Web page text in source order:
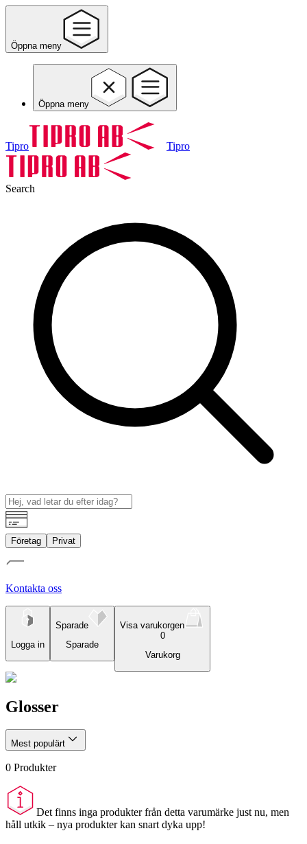
Öppna meny
Öppna meny
Tipro Tipro
Search
Företag Privat
Kontakta oss
Logga in
Sparade
Sparade
Visa varukorgen
0
Varukorg
Glosser
Mest populärt
0 Produkter
Det finns inga produkter från detta varumärke just nu, men
håll utkik – nya produkter kan snart dyka upp!